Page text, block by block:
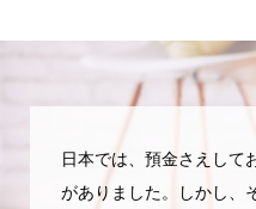
日本では、預金さえして
がありました。しかし、